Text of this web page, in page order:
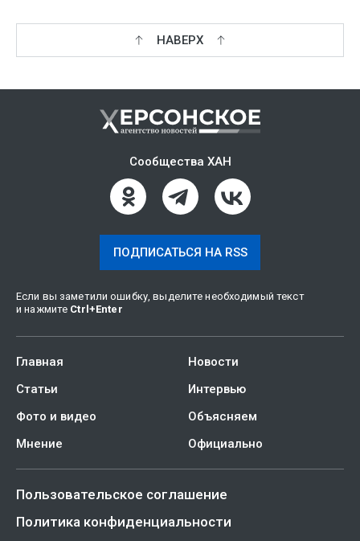
НАВЕРХ
Сообщества ХАН
ПОДПИСАТЬСЯ НА RSS
Если вы заметили ошибку, выделите необходимый текст
и нажмите Ctrl +Enter
Главная
Новости
Статьи
Интервью
Фото и видео
Объясняем
Мнение
Официально
Пользовательское соглашение
Политика конфиденциальности